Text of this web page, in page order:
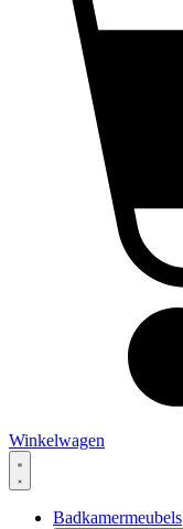
Winkelwagen
Badkamermeubels